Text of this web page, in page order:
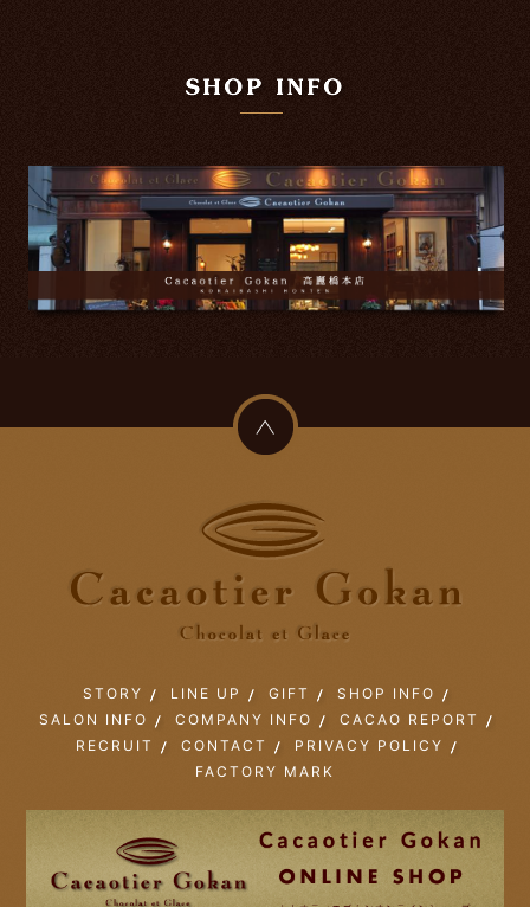
STORY LINE UP GIFT
SHOP INFO
SALON INFO
COMPANY INFO
CACAO REPORT
RECRUIT
CONTACT
PRIVACY POLICY
FACTORY MARK